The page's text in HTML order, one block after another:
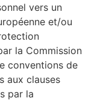
vers un
et/ou
la Commission
conventions de
aux clauses
par la